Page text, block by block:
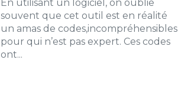
En utilisant un logiciel, on oublie
souvent que cet outil est en réalité
un amas de codes,incompréhensibles
pour qui n’est pas expert. Ces codes
ont...